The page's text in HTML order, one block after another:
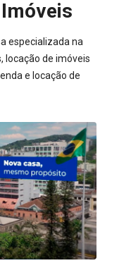
especializada na
locação de imóveis
e locação de